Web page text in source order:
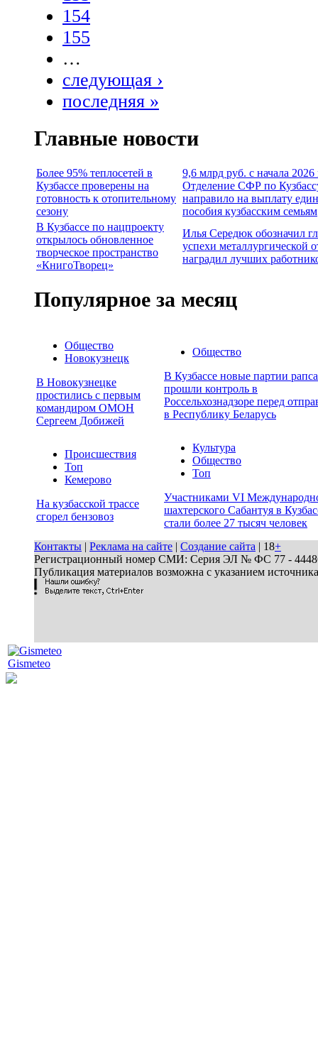
154
155
…
следующая ›
последняя »
Главные новости
Более 95% теплосетей в
Кузбассе проверены на
готовность к отопительному
сезону
9,6 млрд руб. с начала 2026
Отделение СФР по
направило на выплату
пособия кузбасским семьям
В Кузбассе по нацпроекту
открылось обновленное
творческое пространство
«КнигоТворец»
Илья Середюк обозначил
успехи металлургической
наградил лучших
Популярное за месяц
Общество
Новокузнецк
В Новокузнецке
простились с первым
командиром ОМОН
Сергеем Добижей
Общество
В Кузбассе новые партии рапса
прошли контроль в
Россельхознадзоре перед
в Республику Беларусь
Происшествия
Топ
Кемерово
На кузбасской трассе
сгорел бензовоз
Культура
Общество
Топ
Участниками VI
шахтерского Сабантуя в
стали более 27 тысяч человек
Контакты | Реклама на сайте | Создание сайта | 18+
Регистрационный номер СМИ: Серия ЭЛ № ФС 77 - 44486
Публикация материалов возможна с указанием
Gismeteo